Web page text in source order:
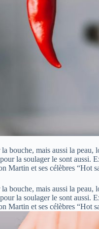
bouche, mais aussi la
la soulager le sont
Martin et ses célèbres “Hot
bouche, mais aussi la
la soulager le sont
Martin et ses célèbres “Hot